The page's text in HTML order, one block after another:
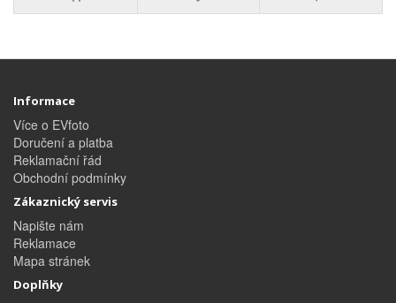
Informace
Více o EVfoto
Doručení a platba
Reklamační řád
Obchodní podmínky
Zákaznický servis
Napište nám
Reklamace
Mapa stránek
Doplňky